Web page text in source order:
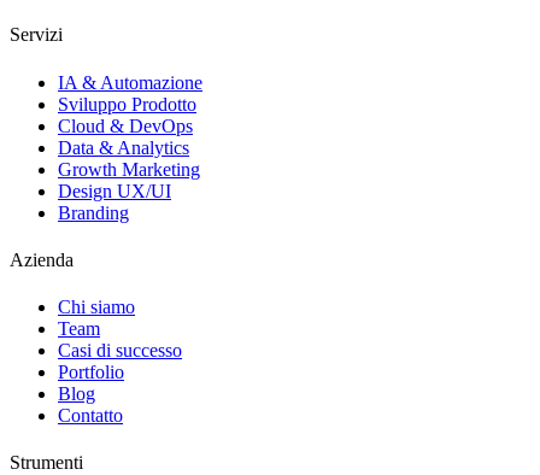
Servizi
IA & Automazione
Sviluppo Prodotto
Cloud & DevOps
Data & Analytics
Growth Marketing
Design UX/UI
Branding
Azienda
Chi siamo
Team
Casi di successo
Portfolio
Blog
Contatto
Strumenti